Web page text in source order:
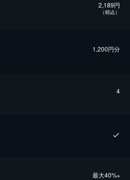
2,189円
（税込）
1,200円分
4
最⼤40%※